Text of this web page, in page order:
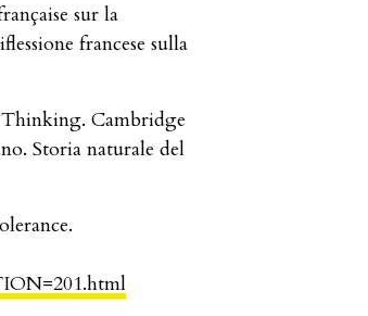
sur la
francese sulla
Cambridge
Storia naturale del